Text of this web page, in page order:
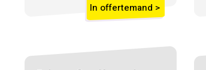
In offertemand >